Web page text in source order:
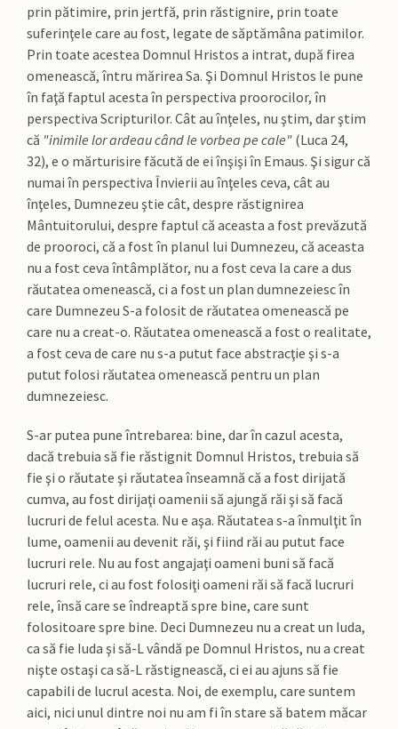
prin pătimire, prin jertfă, prin răstignire, prin toate
suferinţele care au fost, legate de săptămâna patimilor.
Prin toate acestea Domnul Hristos a intrat, după firea
omenească, întru mărirea Sa. Şi Domnul Hristos le pune
în faţă faptul acesta în perspectiva proorocilor, în
perspectiva Scripturilor. Cât au înţeles, nu ştim, dar ştim
că "inimile lor ardeau când le vorbea pe cale" (Luca 24,
32), e o mărturisire făcută de ei înşişi în Emaus. Şi sigur că
numai în perspectiva Învierii au înţeles ceva, cât au
înţeles, Dumnezeu ştie cât, despre răstignirea
Mântuitorului, despre faptul că aceasta a fost prevăzută
de prooroci, că a fost în planul lui Dumnezeu, că aceasta
nu a fost ceva întâmplător, nu a fost ceva la care a dus
răutatea omenească, ci a fost un plan dumnezeiesc în
care Dumnezeu S-a folosit de răutatea omenească pe
care nu a creat-o. Răutatea omenească a fost o realitate,
a fost ceva de care nu s-a putut face abstracţie şi s-a
putut folosi răutatea omenească pentru un plan
dumnezeiesc.
S-ar putea pune întrebarea: bine, dar în cazul acesta,
dacă trebuia să fie răstignit Domnul Hristos, trebuia să
fie şi o răutate şi răutatea înseamnă că a fost dirijată
cumva, au fost dirijaţi oamenii să ajungă răi şi să facă
lucruri de felul acesta. Nu e aşa. Răutatea s-a înmulţit în
lume, oamenii au devenit răi, şi fiind răi au putut face
lucruri rele. Nu au fost angajaţi oameni buni să facă
lucruri rele, ci au fost folosiţi oameni răi să facă lucruri
rele, însă care se îndreaptă spre bine, care sunt
folositoare spre bine. Deci Dumnezeu nu a creat un Iuda,
ca să fie Iuda şi să-L vândă pe Domnul Hristos, nu a creat
nişte ostaşi ca să-L răstignească, ci ei au ajuns să fie
capabili de lucrul acesta. Noi, de exemplu, care suntem
aici, nici unul dintre noi nu am fi în stare să batem măcar